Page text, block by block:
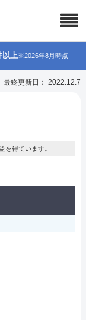
以上※2026年8月時点
最終更新日： 2022.12.7
得ています。